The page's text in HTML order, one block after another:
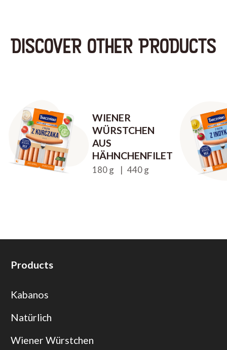
DISCOVER OTHER PRODUCTS
WIENER
WÜRSTCHEN
AUS
HÄHNCHENFILET
180 g | 440 g
Products
Kabanos
Natürlich
Wiener Würstchen